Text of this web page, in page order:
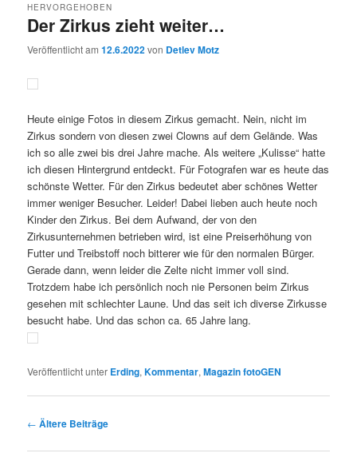
Der Zirkus zieht weiter…
HERVORGEHOBEN
Veröffentlicht am12.6.2022von Detlev Motz
Heute einige Fotos in diesem Zirkus gemacht. Nein, nicht im
Zirkus sondern von diesen zwei Clowns auf dem Gelände. Was
ich so alle zwei bis drei Jahre mache. Als weitere „Kulisse“ hatte
ich diesen Hintergrund entdeckt. Für Fotografen war es heute das
schönste Wetter. Für den Zirkus bedeutet aber schönes Wetter
immer weniger Besucher. Leider! Dabei lieben auch heute noch
Kinder den Zirkus. Bei dem Aufwand, der von den
Zirkusunternehmen betrieben wird, ist eine Preiserhöhung von
Futter und Treibstoff noch bitterer wie für den normalen Bürger.
Gerade dann, wenn leider die Zelte nicht immer voll sind.
Trotzdem habe ich persönlich noch nie Personen beim Zirkus
gesehen mit schlechter Laune. Und das seit ich diverse Zirkusse
besucht habe. Und das schon ca. 65 Jahre lang.
Veröffentlicht unter Erding,Kommentar,Magazin fotoGEN
Beitragsnavigation
← Ältere Beiträge